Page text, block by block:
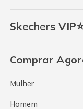
Skechers VIP⭐
Comprar
Mulher
Homem